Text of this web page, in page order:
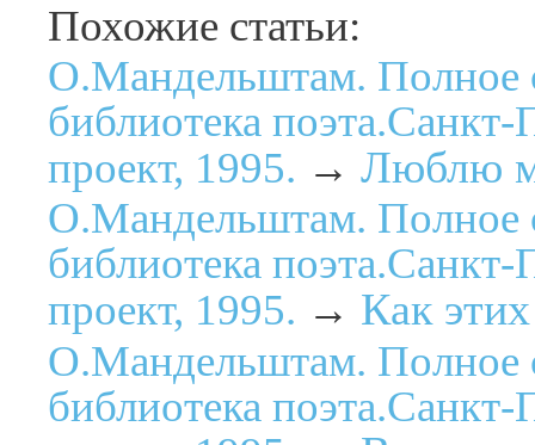
Похожие статьи:
О.Мандельштам. Полное
библиотека
проект, 1995. → Люблю
О.Мандельштам. Полное
библиотека
проект, 1995. → Как
О.Мандельштам. Полное
библиотека